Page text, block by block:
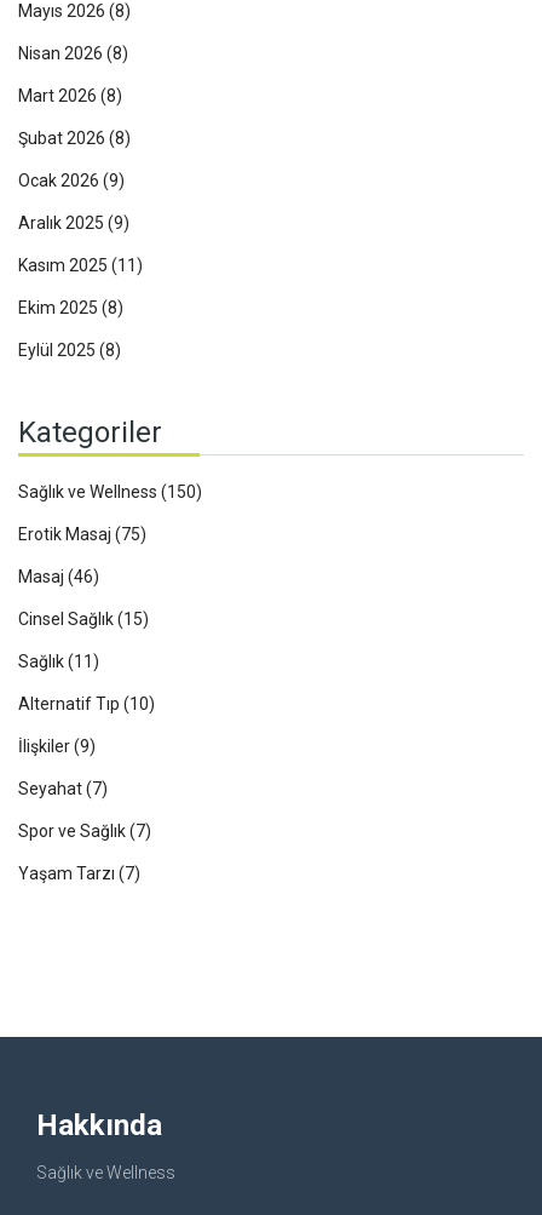
Mayıs 2026 (8)
Nisan 2026 (8)
Mart 2026 (8)
Şubat 2026 (8)
Ocak 2026 (9)
Aralık 2025 (9)
Kasım 2025 (11)
Ekim 2025 (8)
Eylül 2025 (8)
Kategoriler
Sağlık ve Wellness (150)
Erotik Masaj (75)
Masaj (46)
Cinsel Sağlık(15)
Sağlık(11)
Alternatif Tıp (10)
İlişkiler(9)
Seyahat(7)
Spor ve Sağlık(7)
Yaşam Tarzı (7)
Hakkında
Sağlık ve Wellness